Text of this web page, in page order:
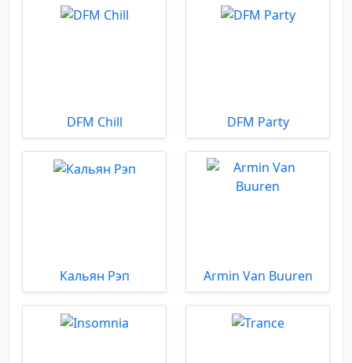
DFM Chill DFM Party
Кальян Рэп Armin Van Buuren